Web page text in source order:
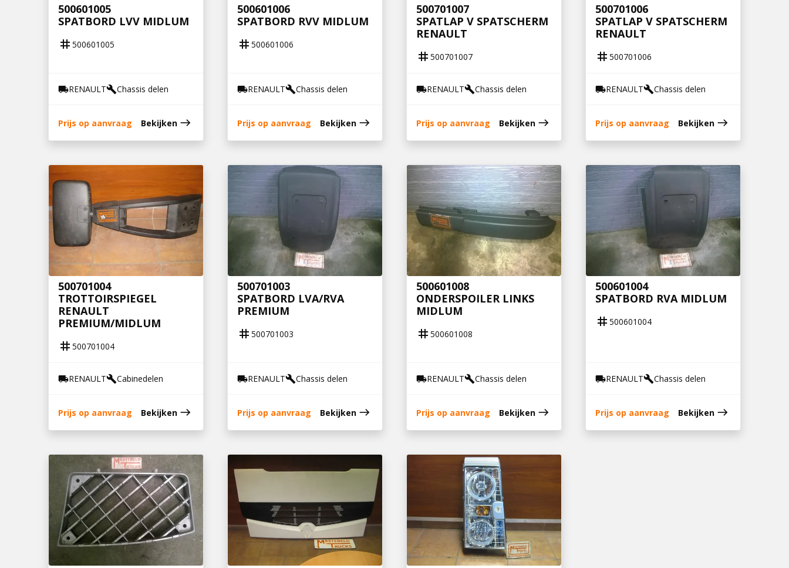
500601005
SPATBORD LVV MIDLUM
tag 500601005
local_shippingRENAULTbuildChassis delen
Prijs op aanvraag Bekijken east
500601006
SPATBORD RVV MIDLUM
tag 500601006
local_shippingRENAULTbuildChassis delen
Prijs op aanvraag Bekijken east
500701007
SPATLAP V SPATSCHERM
RENAULT
tag 500701007
local_shippingRENAULTbuildChassis delen
Prijs op aanvraag Bekijken east
500701006
SPATLAP V SPATSCHERM
RENAULT
tag 500701006
local_shippingRENAULTbuildChassis delen
Prijs op aanvraag Bekijken east
500701004
TROTTOIRSPIEGEL
RENAULT
PREMIUM/MIDLUM
tag 500701004
local_shippingRENAULTbuildCabinedelen
Prijs op aanvraag Bekijken east
500701003
SPATBORD LVA/RVA
PREMIUM
tag 500701003
local_shippingRENAULTbuildChassis delen
Prijs op aanvraag Bekijken east
500601008
ONDERSPOILER LINKS
MIDLUM
tag 500601008
local_shippingRENAULTbuildChassis delen
Prijs op aanvraag Bekijken east
500601004
SPATBORD RVA MIDLUM
tag 500601004
local_shippingRENAULTbuildChassis delen
Prijs op aanvraag Bekijken east